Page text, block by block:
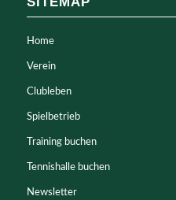
Home
Verein
Clubleben
Spielbetrieb
Training buchen
Tennishalle buchen
Newsletter